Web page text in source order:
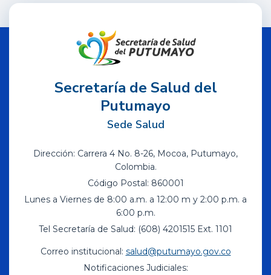
Secretaría de Salud del
Putumayo
Sede Salud
Dirección: Carrera 4 No. 8-26, Mocoa, Putumayo,
Colombia.
Código Postal: 860001
Lunes a Viernes de 8:00 a.m. a 12:00 m y 2:00 p.m. a
6:00 p.m.
Tel Secretaría de Salud: (608) 4201515 Ext. 1101
Correo institucional: salud@putumayo.gov.co
Notificaciones Judiciales: